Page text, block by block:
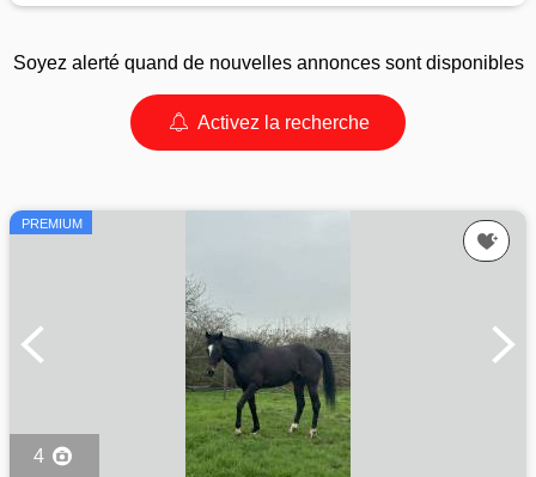
Soyez alerté quand de nouvelles annonces sont disponibles
Activez la recherche
PREMIUM
4